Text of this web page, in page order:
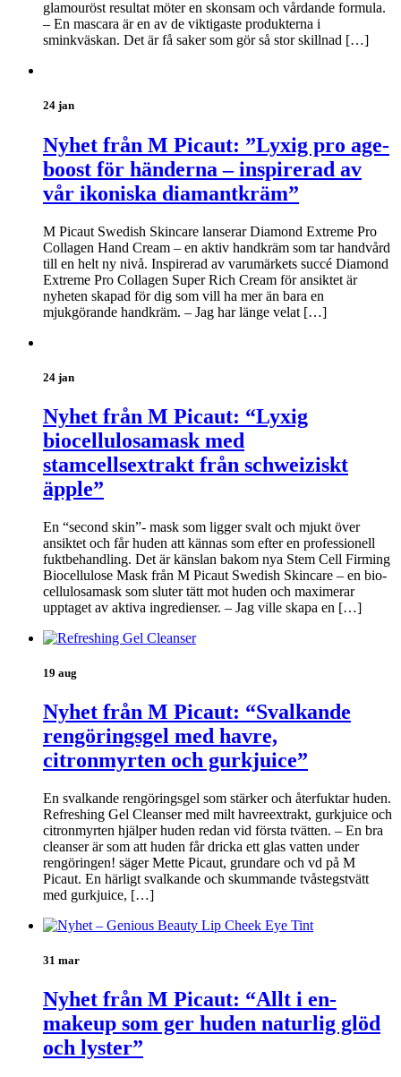
glamouröst resultat möter en skonsam och vårdande formula.
– En mascara är en av de viktigaste produkterna i
sminkväskan. Det är få saker som gör så stor skillnad […]
24 jan
Nyhet från M Picaut: ”Lyxig pro age-
boost för händerna – inspirerad av
vår ikoniska diamantkräm”
M Picaut Swedish Skincare lanserar Diamond Extreme Pro
Collagen Hand Cream – en aktiv handkräm som tar handvård
till en helt ny nivå. Inspirerad av varumärkets succé Diamond
Extreme Pro Collagen Super Rich Cream för ansiktet är
nyheten skapad för dig som vill ha mer än bara en
mjukgörande handkräm. – Jag har länge velat […]
24 jan
Nyhet från M Picaut: “Lyxig
biocellulosamask med
stamcellsextrakt från schweiziskt
äpple”
En “second skin”- mask som ligger svalt och mjukt över
ansiktet och får huden att kännas som efter en professionell
fuktbehandling. Det är känslan bakom nya Stem Cell Firming
Biocellulose Mask från M Picaut Swedish Skincare – en bio-
cellulosamask som sluter tätt mot huden och maximerar
upptaget av aktiva ingredienser. – Jag ville skapa en […]
19 aug
Nyhet från M Picaut: “Svalkande
rengöringsgel med havre,
citronmyrten och gurkjuice”
En svalkande rengöringsgel som stärker och återfuktar huden.
Refreshing Gel Cleanser med milt havreextrakt, gurkjuice och
citronmyrten hjälper huden redan vid första tvätten. – En bra
cleanser är som att huden får dricka ett glas vatten under
rengöringen! säger Mette Picaut, grundare och vd på M
Picaut. En härligt svalkande och skummande tvåstegstvätt
med gurkjuice, […]
31 mar
Nyhet från M Picaut: “Allt i en-
makeup som ger huden naturlig glöd
och lyster”